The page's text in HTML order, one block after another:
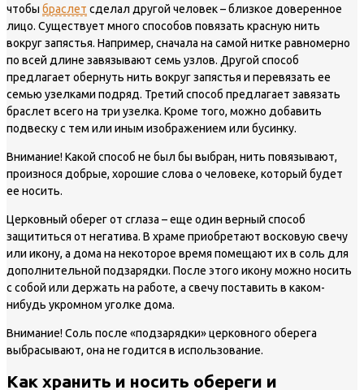
чтобы браслет сделал другой человек – близкое доверенное
лицо. Существует много способов повязать красную нить
вокруг запястья. Например, сначала на самой нитке равномерно
по всей длине завязывают семь узлов. Другой способ
предлагает обернуть нить вокруг запястья и перевязать ее
семью узелками подряд. Третий способ предлагает завязать
браслет всего на три узелка. Кроме того, можно добавить
подвеску с тем или иным изображением или бусинку.
Внимание!Какой способ не был бы выбран, нить повязывают,
произнося добрые, хорошие слова о человеке, который будет
ее носить.
Церковный оберег от сглаза – еще один верный способ
защититься от негатива. В храме приобретают восковую свечу
или икону, а дома на некоторое время помещают их в соль для
дополнительной подзарядки. После этого икону можно носить
с собой или держать на работе, а свечу поставить в каком-
нибудь укромном уголке дома.
Внимание!Соль после «подзарядки» церковного оберега
выбрасывают, она не годится в использование.
Как хранить и носить обереги и